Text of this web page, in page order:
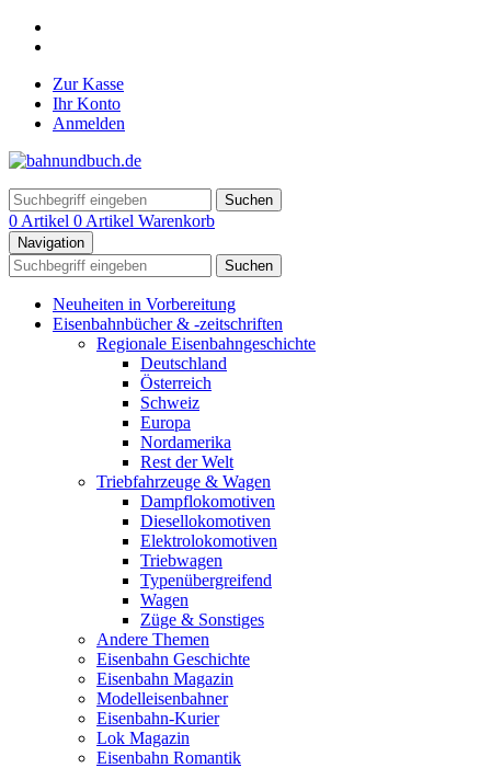
Zur Kasse
Ihr Konto
Anmelden
Suchen
0 Artikel 0 Artikel Warenkorb
Navigation
Suchen
Neuheiten in Vorbereitung
Eisenbahnbücher & -zeitschriften
Regionale Eisenbahngeschichte
Deutschland
Österreich
Schweiz
Europa
Nordamerika
Rest der Welt
Triebfahrzeuge & Wagen
Dampflokomotiven
Diesellokomotiven
Elektrolokomotiven
Triebwagen
Typenübergreifend
Wagen
Züge & Sonstiges
Andere Themen
Eisenbahn Geschichte
Eisenbahn Magazin
Modelleisenbahner
Eisenbahn-Kurier
Lok Magazin
Eisenbahn Romantik